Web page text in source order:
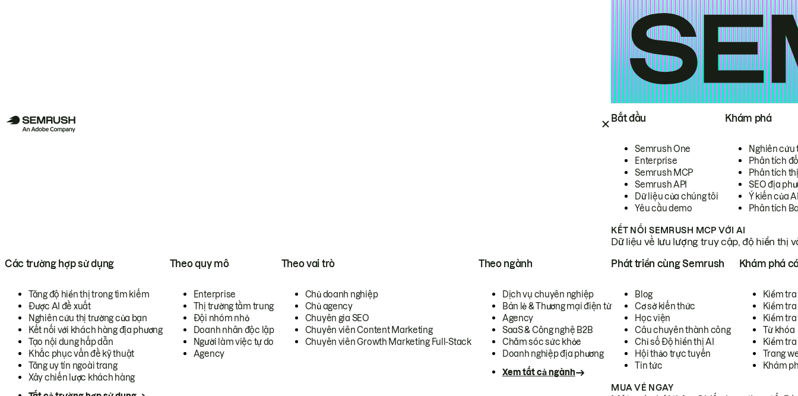
Bắt đầu
Semrush One
Enterprise
Semrush MCP
Semrush API
Dữ liệu của chúng tôi
Yêu cầu demo
Khám phá
Nghiên cứu
Phân tích
Phân tích
SEO địa
Ý kiến của
Phân tích
KẾT NỐI SEMRUSH MCP VỚI AI
Dữ liệu về lưu lượng truy cập, độ hiển thị
Các trường hợp sử dụng
Tăng độ hiển thị trong tìm kiếm
Được AI đề xuất
Nghiên cứu thị trường của bạn
Kết nối với khách hàng địa phương
Tạo nội dung hấp dẫn
Khắc phục vấn đề kỹ thuật
Tăng uy tín ngoài trang
Xây chiến lược khách hàng
Theo quy mô
Enterprise
Thị trường tầm trung
Đội nhóm nhỏ
Doanh nhân độc lập
Người làm việc tự do
Agency
Theo vai trò
Chủ doanh nghiệp
Chủ agency
Chuyên gia SEO
Chuyên viên Content Marketing
Chuyên viên Growth Marketing Full-Stack
Theo ngành
Dịch vụ chuyên nghiệp
Bán lẻ & Thương mại điện tử
Agency
SaaS & Công nghệ B2B
Chăm sóc sức khỏe
Doanh nghiệp địa phương
Xem tất cả ngành
Phát triển cùng Semrush
Blog
Cơ sở kiến thức
Học viện
Câu chuyên thành công
Chỉ số Độ hiển thị AI
Hội thảo trực tuyến
Tin tức
Khám phá
Kiểm
Kiểm tra
Kiểm
Từ khóa
Kiểm
Trang
Khám
MUA VÉ NGAY